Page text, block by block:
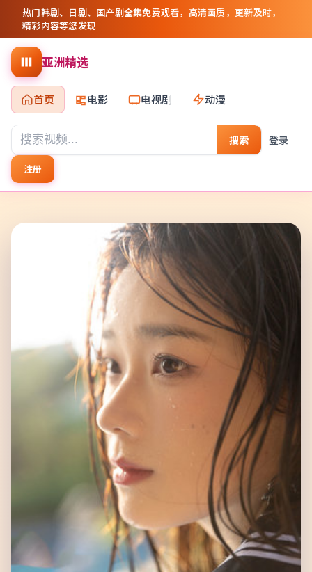
热门韩剧、日剧、国产剧全集免费观看，高清画质，更新及时，
精彩内容等您发现
亚洲精选
首页 电影 电视剧 动漫
搜索 登录
注册